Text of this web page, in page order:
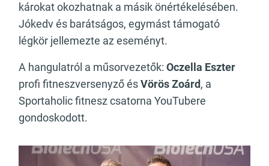
károkat okozhatnak a másik önértékelésében.
Jókedv és barátságos, egymást támogató
légkör jellemezte az eseményt.
A hangulatról a műsorvezetők: Oczella Eszter
profi fitneszversenyző ésVörös Zoárd, a
Sportaholic fitnesz csatorna YouTubere
gondoskodott.